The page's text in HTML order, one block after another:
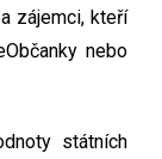
zájemci, kteří
nebo
státních